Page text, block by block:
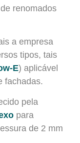
renomados
a empresa
tipos, tais
E) aplicável
fachadas.
pela
para
de 2 mm